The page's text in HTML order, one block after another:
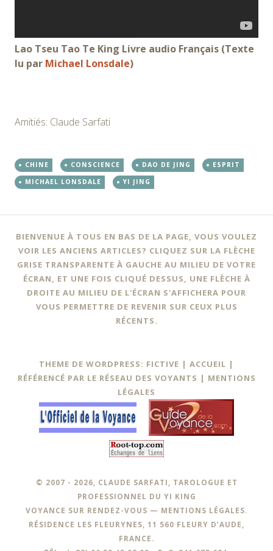
Lao Tseu Tao Te King Livre audio Français (Texte
lu par Michael Lonsdale)
Amitiés: Claude Sarfati
CHINE CONSCIENCE DAO DE JING
ESPRIT
MICHAEL LONSDALE
YI JING
BIENVENUE À TOUS EN BAS DE LA PAGE, VOUS VOULEZ
VOIR LES ANCIENS ARTICLES? CLIQUEZ SUR LA FLÈCHE
GRISE TRANSPARENTE À GAUCHE AU MILIEU DE VOTRE
ÉCRAN, ET UNE FOIS CLIQUÉ DESSUS, UNE FLÈCHE À
DROITE AU MILIEU DE L'ÉCRAN S'AFFICHERA POUR
VOUS PERMETTRE DE REVENIR SUR CEUX PLUS
RÉCENTS.
THEME DE WORDPRESS: FICTIVE | ACCUEIL |
RÉFÉRENCÉ PAR LE RÉSEAU DES VOYANTS | MENTIONS
LÉGALES
© 2007 - 2026, CLAUDE SARFATI, TAROLOGUE ET
PROFESSIONNEL DU YI KING
VOYANCE SUR RENDEZ-VOUS — MENTIONS LÉGALES.
RÉSIDENCE LES FLEURYNES, 11 560 FLEURY D’AUDE,
FRANCE.